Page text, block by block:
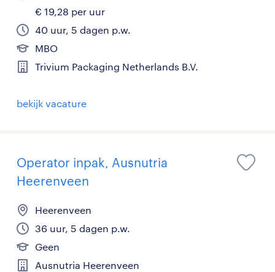
€ 19,28 per uur
40 uur, 5 dagen p.w.
MBO
Trivium Packaging Netherlands B.V.
bekijk vacature
Operator inpak, Ausnutria
Heerenveen
Heerenveen
36 uur, 5 dagen p.w.
Geen
Ausnutria Heerenveen